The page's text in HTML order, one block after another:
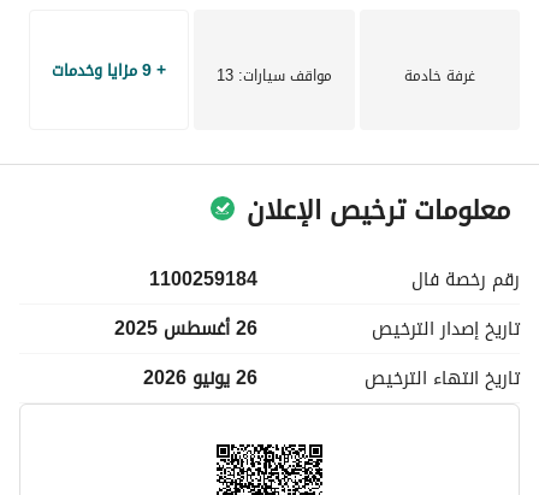
غرفة خادمة مواقف سيارات: 13 + 9 مزايا وخدمات
معلومات ترخيص الإعلان
رقم رخصة فال
1100259184
تاريخ إصدار الترخيص
26 أغسطس 2025
تاريخ انتهاء الترخيص 26 يونيو 2026